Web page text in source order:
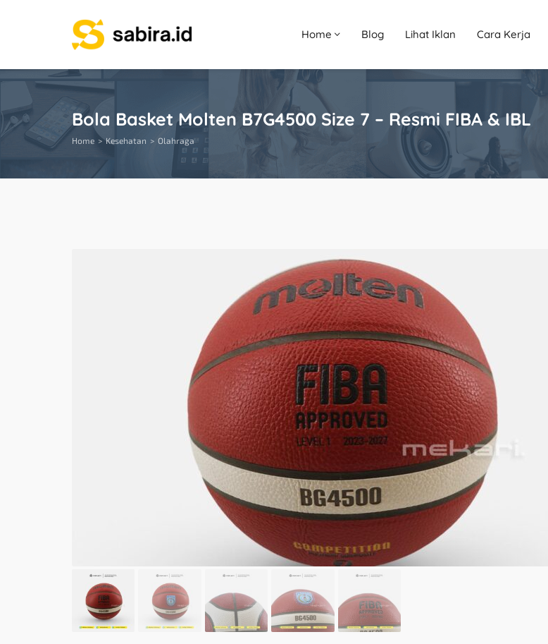
Home Blog Lihat Iklan Cara Kerja
Bola Basket Molten B7G4500 Size 7 – Resmi FIBA & IBL
Home Kesehatan Olahraga